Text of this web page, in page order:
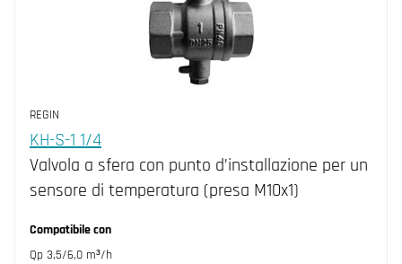
REGIN
KH-S-1 1/4
Valvola a sfera con punto d’installazione per un
sensore di temperatura (presa M10x1)
Compatibile con
Qp 3,5/6,0 m³/h